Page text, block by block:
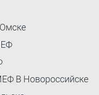
В Новороссийске